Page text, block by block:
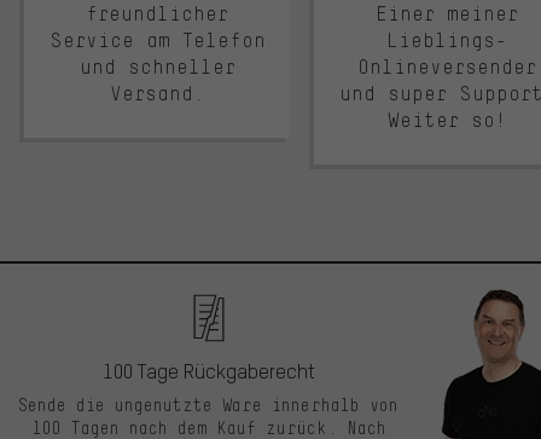
freundlicher
Service am Telefon
und schneller
Versand.
Einer meiner
Lieblings-
Onlineversender
und super
Weiter so!
100 Tage Rückgaberecht
Sende die ungenutzte Ware innerhalb von
100 Tagen nach dem Kauf zurück. Nach